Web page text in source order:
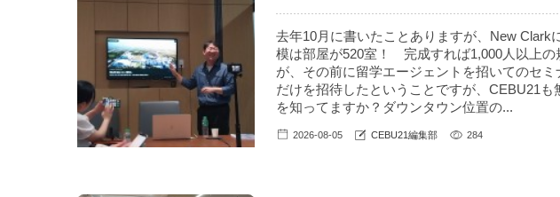
去年10月に書いたことありますが、New Clark
模は部屋が520室！ 完成すれば1,000人以上
が、その前に留学エージェントを招いてのセ
だけを招待したということですが、CEBU21
を知ってますか？ダウンタウン位置の...
2026-08-05 CEBU21編集部 284